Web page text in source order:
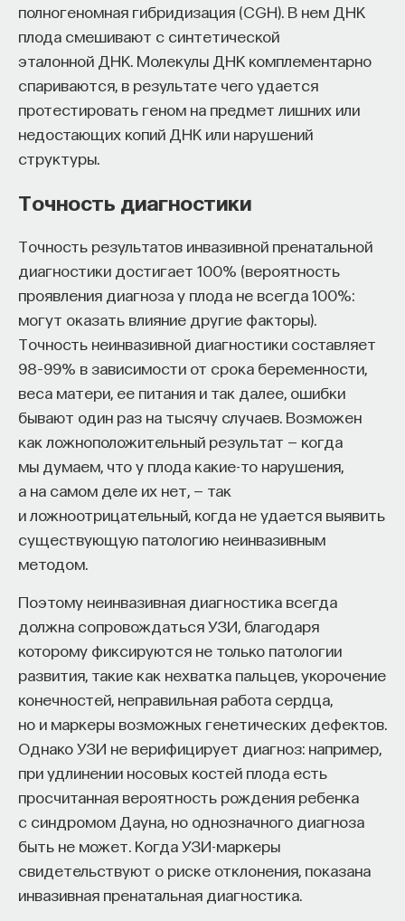
полногеномная гибридизация (CGH). В нем ДНК
плода смешивают с синтетической
эталонной ДНК. Молекулы ДНК комплементарно
спариваются, в результате чего удается
протестировать геном на предмет лишних или
недостающих копий ДНК или нарушений
структуры.
Точность диагностики
Точность результатов инвазивной пренатальной
диагностики достигает 100% (вероятность
проявления диагноза у плода не всегда 100%:
могут оказать влияние другие факторы).
Точность неинвазивной диагностики составляет
98–99% в зависимости от срока беременности,
веса матери, ее питания и так далее, ошибки
бывают один раз на тысячу случаев. Возможен
как ложноположительный результат — когда
мы думаем, что у плода какие-то нарушения,
а на самом деле их нет, — так
и ложноотрицательный, когда не удается выявить
существующую патологию неинвазивным
методом.
Поэтому неинвазивная диагностика всегда
должна сопровождаться УЗИ, благодаря
которому фиксируются не только патологии
развития, такие как нехватка пальцев, укорочение
конечностей, неправильная работа сердца,
но и маркеры возможных генетических дефектов.
Однако УЗИ не верифицирует диагноз: например,
при удлинении носовых костей плода есть
просчитанная вероятность рождения ребенка
с синдромом Дауна, но однозначного диагноза
быть не может. Когда УЗИ-маркеры
свидетельствуют о риске отклонения, показана
инвазивная пренатальная диагностика.